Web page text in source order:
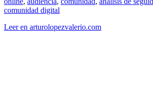
comunidad digital
Leer en arturolopezvalerio.com